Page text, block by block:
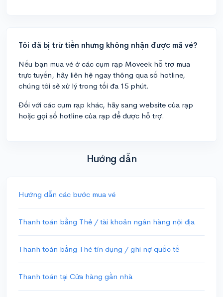
Tôi đã bị trừ tiền nhưng không nhận được mã vé?
Nếu bạn mua vé ở các cụm rạp Moveek hỗ trợ mua
trực tuyến, hãy liên hệ ngay thông qua số hotline,
chúng tôi sẽ xử lý trong tối đa 15 phút.
Đối với các cụm rạp khác, hãy sang website của rạp
hoặc gọi số hotline của rạp để được hỗ trợ.
Hướng dẫn
Hướng dẫn các bước mua vé
Thanh toán bằng Thẻ / tài khoản ngân hàng nội địa
Thanh toán bằng Thẻ tín dụng / ghi nợ quốc tế
Thanh toán tại Cửa hàng gần nhà